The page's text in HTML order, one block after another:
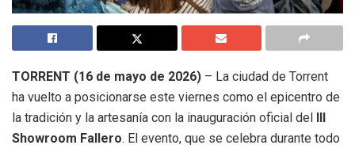
TORRENT (16 de mayo de 2026) – La ciudad de Torrent
ha vuelto a posicionarse este viernes como el epicentro de
la tradición y la artesanía con la inauguración oficial del III
Showroom Fallero. El evento, que se celebra durante todo